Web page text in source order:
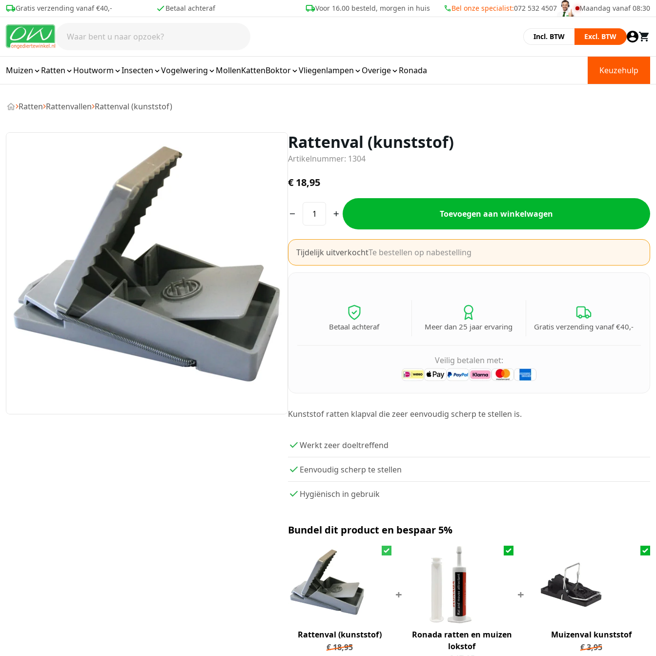
Ga naar de inhoud
Betaal achteraf Voor 16.00 besteld, morgen in huis Meer dan 25 jaar ervaring Bel onze specialist:072 532 4507
Momenteel zijn wij
Maandag vanaf 08:30
Incl. BTW Excl. BTW
Muizen Ratten Houtworm Insecten Vogelwering MollenKattenBoktor Vliegenlampen Overige Ronada Keuzehulp
Ratten Rattenvallen Rattenval (kunststof)
Rattenval (kunststof)
Artikelnummer: 1304
€ 18,95
Toevoegen aan winkelwagen
Tijdelijk uitverkochtTe bestellen op nabestelling
Betaal achteraf Meer dan 25 jaar ervaring Gratis verzending vanaf €40,-
Veilig betalen met:
Kunststof ratten klapval die zeer eenvoudig scherp te stellen is.
Werkt zeer doeltreffend
Eenvoudig scherp te stellen
Hygiënisch in gebruik
Bundel dit product en bespaar 5%
Rattenval (kunststof)
€18,95
+
Ronada ratten en muizen
lokstof
+
Muizenval kunststof
€3,95